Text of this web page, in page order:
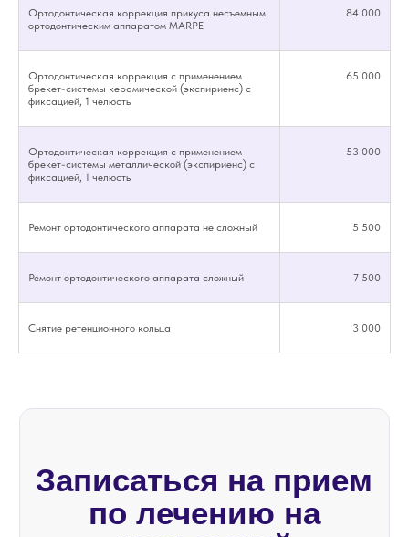
Ортодонтическая коррекция прикуса несъемным
ортодонтическим аппаратом MARPE
84 000
Ортодонтическая коррекция с применением
брекет-системы керамической (экспириенс) с
фиксацией, 1 челюсть
65 000
Ортодонтическая коррекция с применением
брекет-системы металлической (экспириенс) с
фиксацией, 1 челюсть
53 000
Ремонт ортодонтического аппарата не сложный 5 500
Ремонт ортодонтического аппарата сложный 7 500
Снятие ретенционного кольца 3 000
Онлайн-запись
на прием
мы перезвоним и согласуем с Вами дату
и время визита!
через MAX
подтверждаю, что ознакомлен
персональных данных